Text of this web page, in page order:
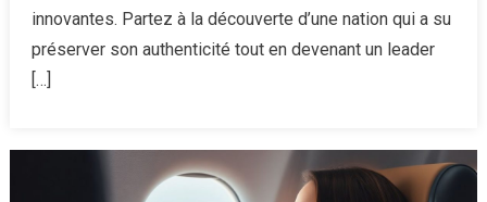
innovantes. Partez à la découverte d’une nation qui a su
préserver son authenticité tout en devenant un leader
[…]